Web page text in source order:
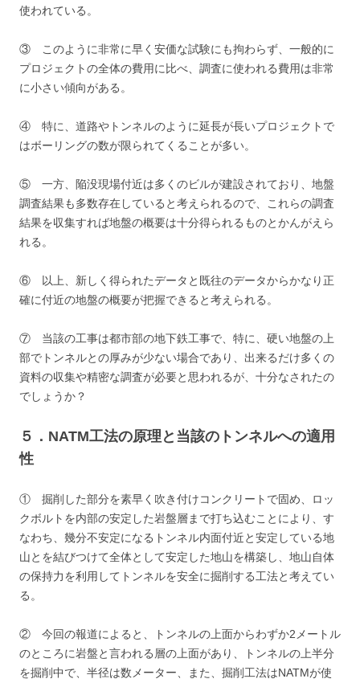
使われている。
③ このように非常に早く安価な試験にも拘わらず、一般的に
プロジェクトの全体の費用に比べ、調査に使われる費用は非常
に小さい傾向がある。
④ 特に、道路やトンネルのように延長が長いプロジェクトで
はボーリングの数が限られてくることが多い。
⑤ 一方、陥没現場付近は多くのビルが建設されており、地盤
調査結果も多数存在していると考えられるので、これらの調査
結果を収集すれば地盤の概要は十分得られるものとかんがえら
れる。
⑥ 以上、新しく得られたデータと既往のデータからかなり正
確に付近の地盤の概要が把握できると考えられる。
⑦ 当該の工事は都市部の地下鉄工事で、特に、硬い地盤の上
部でトンネルとの厚みが少ない場合であり、出来るだけ多くの
資料の収集や精密な調査が必要と思われるが、十分なされたの
でしょうか？
５．NATM工法の原理と当該のトンネルへの適用
性
① 掘削した部分を素早く吹き付けコンクリートで固め、ロッ
クボルトを内部の安定した岩盤層まで打ち込むことにより、す
なわち、幾分不安定になるトンネル内面付近と安定している地
山とを結びつけて全体として安定した地山を構築し、地山自体
の保持力を利用してトンネルを安全に掘削する工法と考えてい
る。
② 今回の報道によると、トンネルの上面からわずか2メートル
のところに岩盤と言われる層の上面があり、トンネルの上半分
を掘削中で、半径は数メーター、また、掘削工法はNATMが使